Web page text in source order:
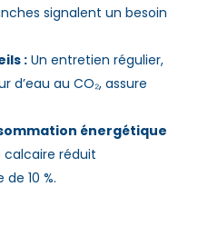
signalent un besoin
:Un entretien régulier,
d’eau au CO₂, assure
énergétique
réduit
10 %.